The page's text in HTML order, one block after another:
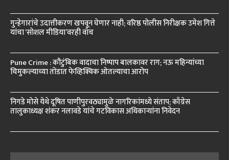
गुन्हेगारांचे उदात्तीकरण खपवून घेणार नाही; वरिष्ठ पोलीस निरीक्षक उमेश गित्ते
यांचा ‘सोशल मीडिया’वरही वॉच
Pune Crime : कौटुंबिक वादाचा निष्पाप बालकावर राग; नऊ महिन्यांच्या
चिमुकल्याच्या तोंडात फेव्हिक्विक ओतल्याचा आरोप
निगडे मोसे येथे दूषित पाणीपुरवठ्यामुळे नागरिकांमध्ये संताप; काँग्रेस
तालुकाध्यक्ष शंकर नलावडे यांचे गटविकास अधिकाऱ्यांना निवेदन